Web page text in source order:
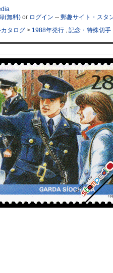
(無料) or ログイン -- 郵趣サイト・スタ
タログ > 1988年発行 , 記念・特殊切手